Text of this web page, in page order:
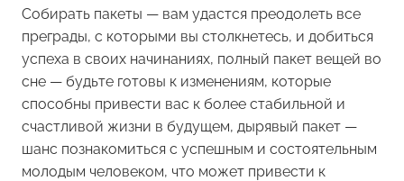
Собирать пакеты — вам удастся преодолеть все
преграды, с которыми вы столкнетесь, и добиться
успеха в своих начинаниях, полный пакет вещей во
сне — будьте готовы к изменениям, которые
способны привести вас к более стабильной и
счастливой жизни в будущем, дырявый пакет —
шанс познакомиться с успешным и состоятельным
молодым человеком, что может привести к